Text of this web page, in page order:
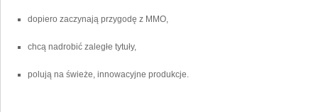
dopiero zaczynają przygodę z MMO,
chcą nadrobić zaległe tytuły,
polują na świeże, innowacyjne produkcje.